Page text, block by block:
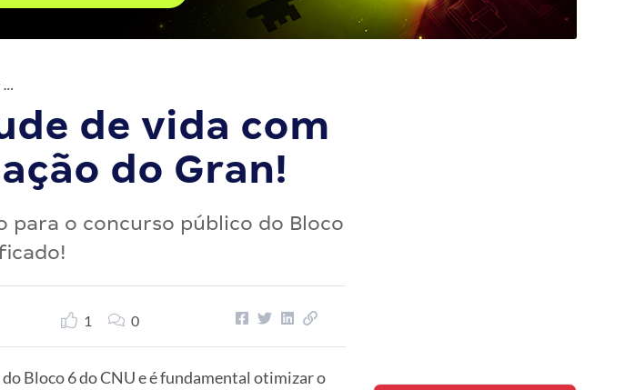
Bloco 6 CNU: Mude de vida com uma pós-graduação do Gran!
de vida com
do Gran!
o concurso público do Bloco
1 0
Bloco 6 do CNU e é fundamental otimizar o